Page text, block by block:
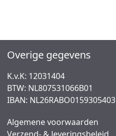
Overige gegevens
K.v.K: 12031404
BTW: NL807531066B01
IBAN: NL26RABO0159305403
Algemene voorwaarden